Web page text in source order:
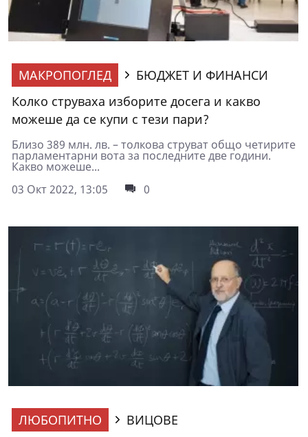
МАКРОПОГЛЕД
БЮДЖЕТ И ФИНАНСИ
Колко струваха изборите досега и какво
можеше да се купи с тези пари?
Близо 389 млн. лв. – толкова струват общо четирите
парламентарни вота за последните две години.
Какво можеше...
03 Окт 2022, 13:05
0
ЛЮБОПИТНО
ВИЦОВЕ